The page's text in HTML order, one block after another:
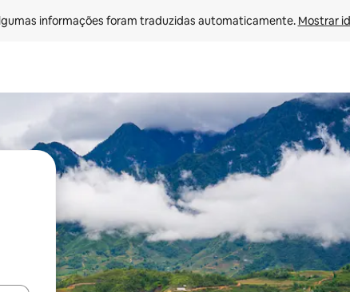
informações foram traduzidas automaticamente. Mostrar